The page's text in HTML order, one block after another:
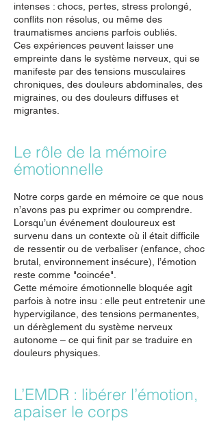
intenses : chocs, pertes, stress prolongé,
conflits non résolus, ou même des
traumatismes anciens parfois oubliés.
Ces expériences peuvent laisser une
empreinte dans le système nerveux, qui se
manifeste par des tensions musculaires
chroniques, des douleurs abdominales, des
migraines, ou des douleurs diffuses et
migrantes.
Le rôle de la mémoire
émotionnelle
Notre corps garde en mémoire ce que nous
n’avons pas pu exprimer ou comprendre.
Lorsqu’un événement douloureux est
survenu dans un contexte où il était difficile
de ressentir ou de verbaliser (enfance, choc
brutal, environnement insécure), l’émotion
reste comme "coincée".
Cette mémoire émotionnelle bloquée agit
parfois à notre insu : elle peut entretenir une
hypervigilance, des tensions permanentes,
un dérèglement du système nerveux
autonome – ce qui finit par se traduire en
douleurs physiques.
L’EMDR : libérer l’émotion,
apaiser le corps